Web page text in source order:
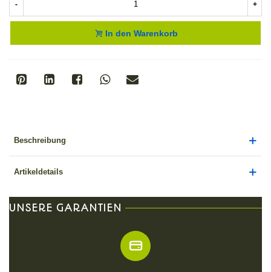
- +
In den Warenkorb
Beschreibung
Artikeldetails
UNSERE GARANTIEN